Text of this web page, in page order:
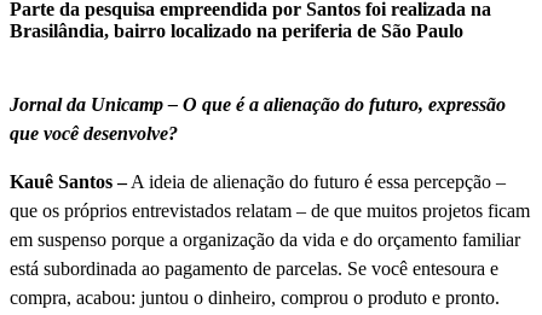
Parte da pesquisa empreendida por Santos foi realizada na
Brasilândia, bairro localizado na periferia de São Paulo
Jornal da Unicamp – O que é a alienação do futuro, expressão
que você desenvolve?
Kauê Santos –A ideia de alienação do futuro é essa percepção –
que os próprios entrevistados relatam – de que muitos projetos ficam
em suspenso porque a organização da vida e do orçamento familiar
está subordinada ao pagamento de parcelas. Se você entesoura e
compra, acabou: juntou o dinheiro, comprou o produto e pronto.